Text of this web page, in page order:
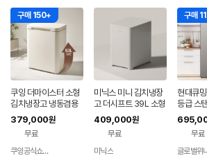
구매 150+
쿠잉 더마이스터 소형
김치냉장고 냉동겸용
뚜껑형 발효숙성 K05
5CGGB 그레이지
379,000원
무료
쿠잉공식쇼핑몰
미닉스 미니 김치냉장
고 더시프트 39L 소형
뚜껑형
409,000원
무료
미닉스
구매
현대큐
등급 스
터 1도어
ME18 저
관 절전
무료
글로벌위